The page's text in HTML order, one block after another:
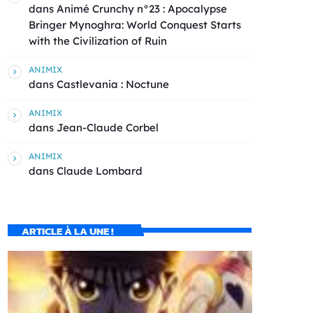
dans Animé Crunchy n°23 : Apocalypse
Bringer Mynoghra: World Conquest Starts
with the Civilization of Ruin
ANIMIX
dans Castlevania : Noctune
ANIMIX
dans Jean-Claude Corbel
ANIMIX
dans Claude Lombard
ARTICLE À LA UNE !